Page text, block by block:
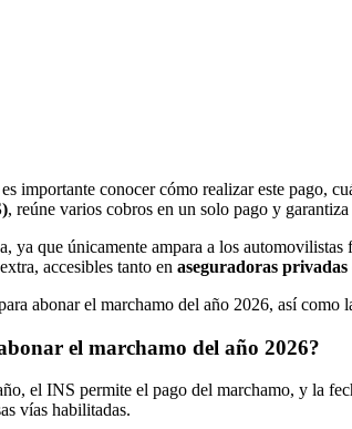
es importante conocer cómo realizar este pago,
, reúne varios cobros en un solo pago y
ya que únicamente ampara a los
accesibles tanto en aseguradoras privadas
abonar el marchamo del año 2026, así como
el marchamo del año 2026?
el INS permite el pago del marchamo, y la
vías habilitadas.